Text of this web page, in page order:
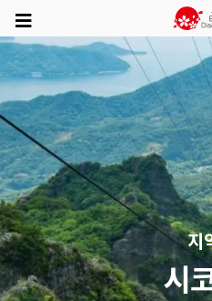
지
시